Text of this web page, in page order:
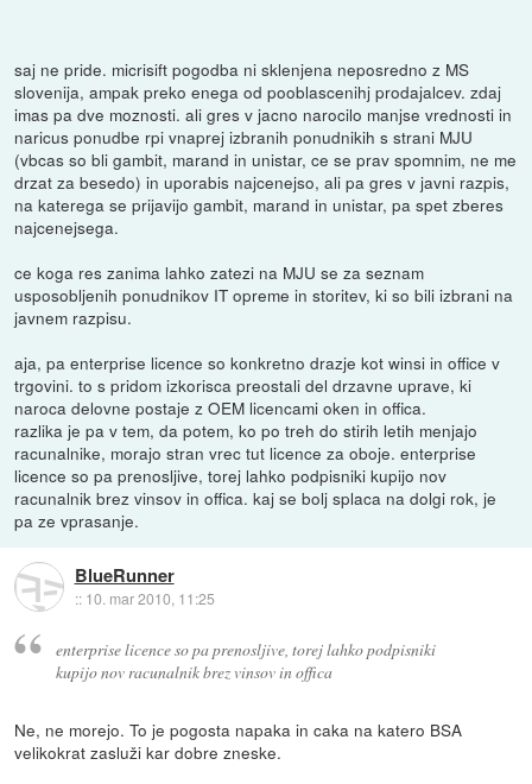
saj ne pride. micrisift pogodba ni sklenjena neposredno z MS
slovenija, ampak preko enega od pooblascenihj prodajalcev. zdaj
imas pa dve moznosti. ali gres v jacno narocilo manjse vrednosti in
naricus ponudbe rpi vnaprej izbranih ponudnikih s strani MJU
(vbcas so bli gambit, marand in unistar, ce se prav spomnim, ne me
drzat za besedo) in uporabis najcenejso, ali pa gres v javni razpis,
na katerega se prijavijo gambit, marand in unistar, pa spet zberes
najcenejsega.
ce koga res zanima lahko zatezi na MJU se za seznam
usposobljenih ponudnikov IT opreme in storitev, ki so bili izbrani na
javnem razpisu.
aja, pa enterprise licence so konkretno drazje kot winsi in office v
trgovini. to s pridom izkorisca preostali del drzavne uprave, ki
naroca delovne postaje z OEM licencami oken in offica.
razlika je pa v tem, da potem, ko po treh do stirih letih menjajo
racunalnike, morajo stran vrec tut licence za oboje. enterprise
licence so pa prenosljive, torej lahko podpisniki kupijo nov
racunalnik brez vinsov in offica. kaj se bolj splaca na dolgi rok, je
pa ze vprasanje.
BlueRunner
:: 10. mar 2010, 11:25
enterprise licence so pa prenosljive, torej lahko podpisniki
kupijo nov racunalnik brez vinsov in offica
Ne, ne morejo. To je pogosta napaka in caka na katero BSA
velikokrat zasluži kar dobre zneske.